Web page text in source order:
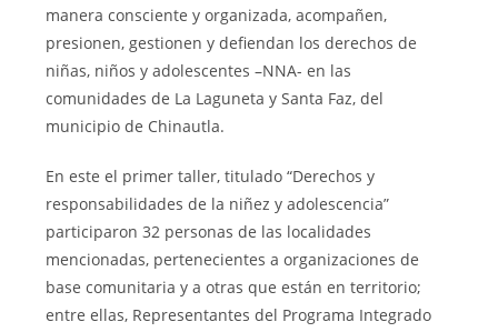
manera consciente y organizada, acompañen,
presionen, gestionen y defiendan los derechos de
niñas, niños y adolescentes –NNA- en las
comunidades de La Laguneta y Santa Faz, del
municipio de Chinautla.
En este el primer taller, titulado “Derechos y
responsabilidades de la niñez y adolescencia”
participaron 32 personas de las localidades
mencionadas, pertenecientes a organizaciones de
base comunitaria y a otras que están en territorio;
entre ellas, Representantes del Programa Integrado